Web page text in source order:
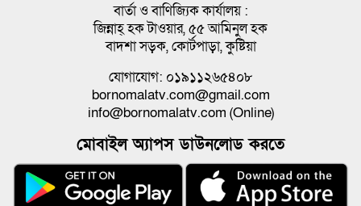
বার্তা ও বাণিজ্যিক কার্যালয় :
জিন্নাহ্ হক টাওয়ার, ৫৫ আমিনুল হক
বাদশা সড়ক, কোর্টপাড়া, কুষ্টিয়া
যোগাযোগ: ০১৯১১২৬৫৪০৮
bornomalatv.com@gmail.com
info@bornomalatv.com (Online)
মোবাইল অ্যাপস ডাউনলোড করতে